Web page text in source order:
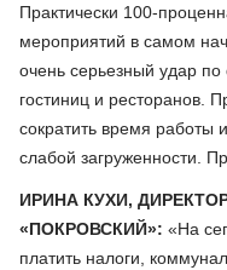
Практически 100-
мероприятий в самом
очень серьезный удар по
гостиниц и ресторанов.
сократить время работы
слабой загруженности.
ИРИНА КУХИ,
«ПОКРОВСКИЙ»: «На
платить налоги,